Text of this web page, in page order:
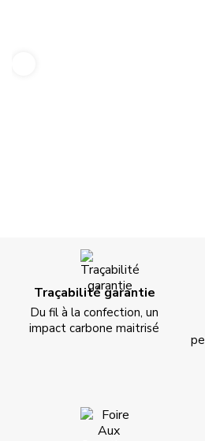
Traçabilité garantie
Du fil à la confection, un
impact carbone maitrisé